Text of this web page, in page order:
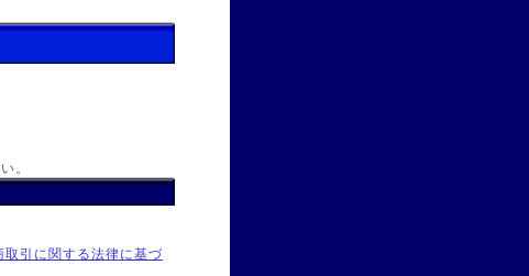
。
取引に関する法律に基づ